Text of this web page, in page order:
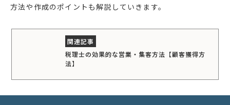
方法や作成のポイントも解説していきます。
税理士の効果的な営業・集客方法【顧客獲得方
法】